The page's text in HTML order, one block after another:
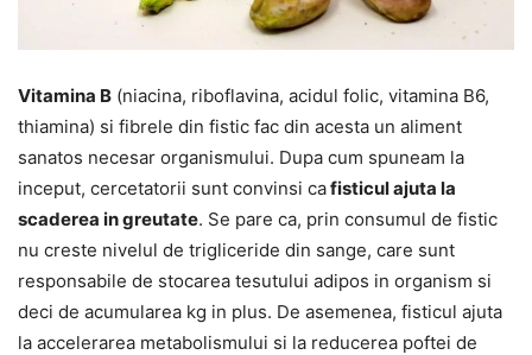
Vitamina B (niacina, riboflavina, acidul folic, vitamina B6,
thiamina) si fibrele din fistic fac din acesta un aliment
sanatos necesar organismului. Dupa cum spuneam la
inceput, cercetatorii sunt convinsi cafisticul ajuta la
scaderea in greutate. Se pare ca, prin consumul de fistic
nu creste nivelul de trigliceride din sange, care sunt
responsabile de stocarea tesutului adipos in organism si
deci de acumularea kg in plus. De asemenea, fisticul ajuta
la accelerarea metabolismului si la reducerea poftei de